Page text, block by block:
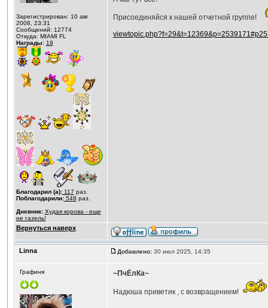
Зарегистрирован: 10 авг
2008, 23:31
Сообщений: 12774
Откуда: MIAMI FL
Награды: 19
Благодарил (а):117 раз.
Поблагодарили:548 раз.
Дневник: Худая корова - еще
не газель!
Присоединяйся к нашей отчетной группе!
Вернуться наверх
Linna Добавлено:30 июл 2025, 14:35
Графиня ~ПчЁлКа~
Надюша приветик , с возвращением!